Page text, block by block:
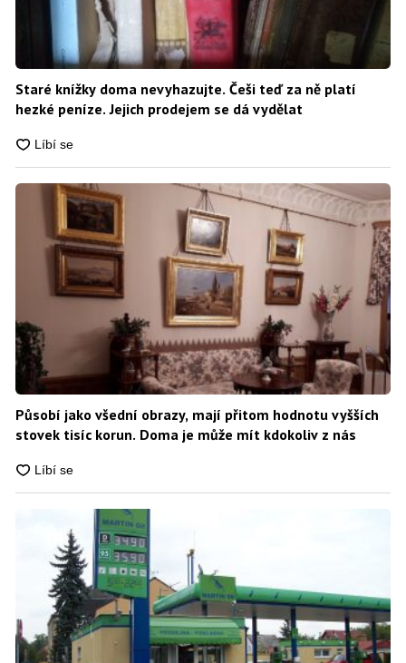
Staré knížky doma nevyhazujte. Češi teď za ně platí
hezké peníze. Jejich prodejem se dá vydělat
Působí jako všední obrazy, mají přitom hodnotu vyšších
stovek tisíc korun. Doma je může mít kdokoliv z nás